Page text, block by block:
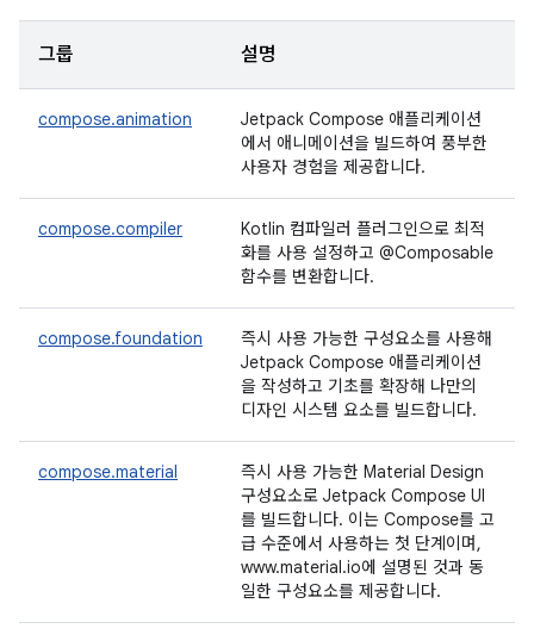
그룹 설명
compose.animation
Jetpack Compose 애플리케이션
에서 애니메이션을 빌드하여 풍부한
사용자 경험을 제공합니다.
compose.compiler
Kotlin 컴파일러 플러그인으로 최적
화를 사용 설정하고 @Composable
함수를 변환합니다.
compose.foundation
즉시 사용 가능한 구성요소를 사용해
Jetpack Compose 애플리케이션
을 작성하고 기초를 확장해 나만의
디자인 시스템 요소를 빌드합니다.
compose.material
즉시 사용 가능한 Material Design
구성요소로 Jetpack Compose UI
를 빌드합니다. 이는 Compose를 고
급 수준에서 사용하는 첫 단계이며,
www.material.io에 설명된 것과 동
일한 구성요소를 제공합니다.